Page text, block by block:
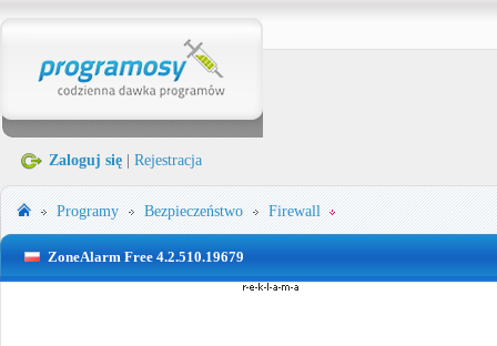
Zaloguj się Rejestracja
Programy Bezpieczeństwo Firewall
ZoneAlarm Free 4.2.510.19679